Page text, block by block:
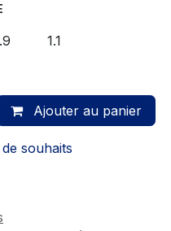
1.1
Ajouter au panier
souhaits